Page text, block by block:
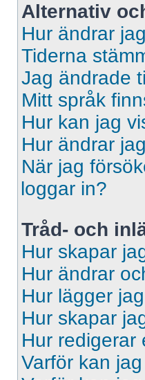
Alternativ
Hur ändrar
Tiderna
Jag ändrade
Mitt språk
Hur kan jag
Hur ändrar
När jag
loggar in?
Tråd- och
Hur skapar
Hur ändrar
Hur lägger
Hur skapar
Hur redigerar
Varför kan